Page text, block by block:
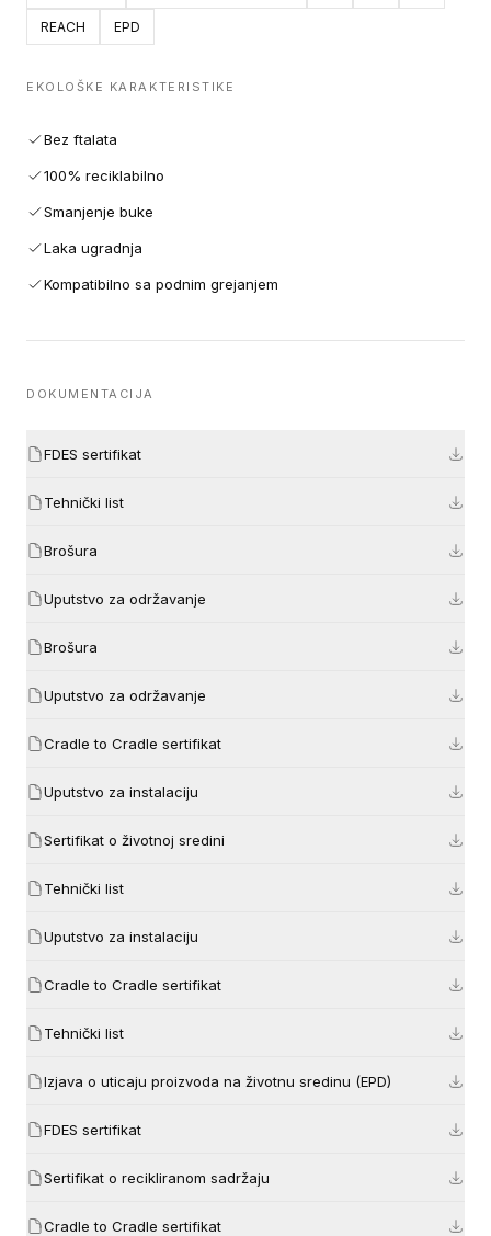
REACH EPD
EKOLOŠKE KARAKTERISTIKE
Bez ftalata
100% reciklabilno
Smanjenje buke
Laka ugradnja
Kompatibilno sa podnim grejanjem
DOKUMENTACIJA
FDES sertifikat
Tehnički list
Brošura
Uputstvo za održavanje
Brošura
Uputstvo za održavanje
Cradle to Cradle sertifikat
Uputstvo za instalaciju
Sertifikat o životnoj sredini
Tehnički list
Uputstvo za instalaciju
Cradle to Cradle sertifikat
Tehnički list
Izjava o uticaju proizvoda na životnu sredinu (EPD)
FDES sertifikat
Sertifikat o recikliranom sadržaju
Cradle to Cradle sertifikat